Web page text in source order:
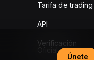
Tarifa de trading
API
Verificación
Únete